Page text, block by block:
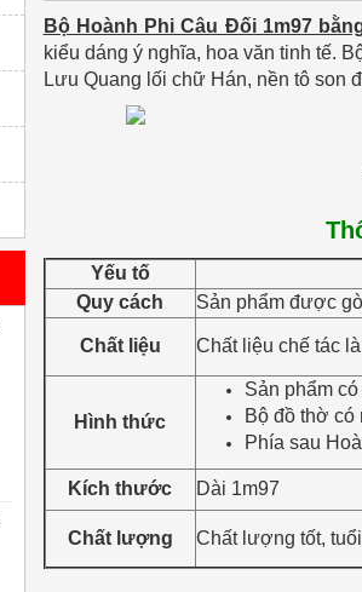
Bộ Hoành Phi Câu Đối 1m97
kiểu dáng ý nghĩa, hoa văn tinh tế.
Lưu Quang lối chữ Hán, nền tô son
Yếu tố
Quy cách
Sản phẩm được
Chất liệu Chất liệu chế tác
Hình thức
Sản phẩm
Bộ đồ thờ có
Phía sau
Kích thước Dài 1m97
Chất lượng Chất lượng tốt,